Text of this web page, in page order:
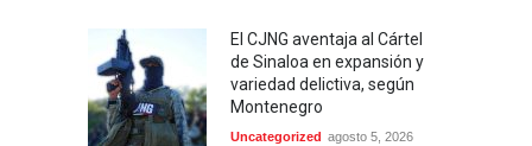
El CJNG aventaja al Cártel
de Sinaloa en expansión y
variedad delictiva, según
Montenegro
Uncategorized agosto 5, 2026